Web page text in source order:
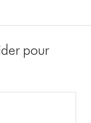
pour